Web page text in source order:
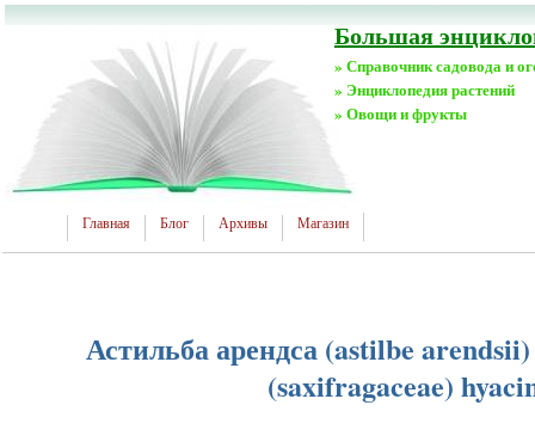
Большая
» Справочник садовода и
» Энциклопедия растений
» Овощи и фрукты
Главная Блог Архивы Магазин
Астильба арендса (astilbe
(saxifragaceae)